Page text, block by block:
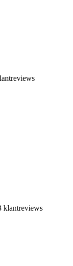
klantreviews